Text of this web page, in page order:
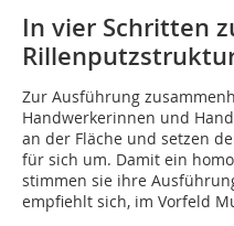
In vier Schritten
Zur Ausführung
Handwerkerinnen und
an der Fläche und setzen
für sich um. Damit ein
stimmen sie ihre
empfiehlt sich, im Vorfeld